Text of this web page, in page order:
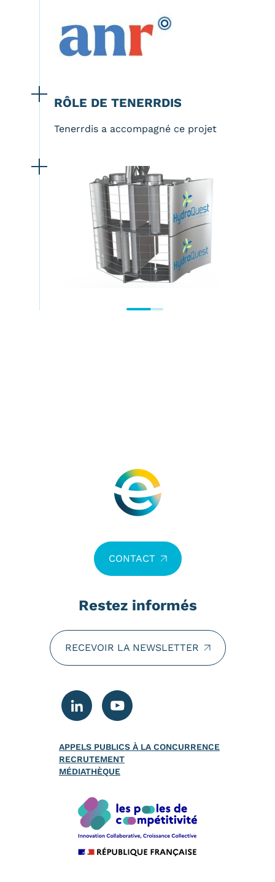
RÔLE DE TENERRDIS
Tenerrdis a accompagné ce projet
CONTACT
Restez informés
RECEVOIR LA NEWSLETTER
APPELS PUBLICS À LA CONCURRENCE
RECRUTEMENT
MÉDIATHÈQUE